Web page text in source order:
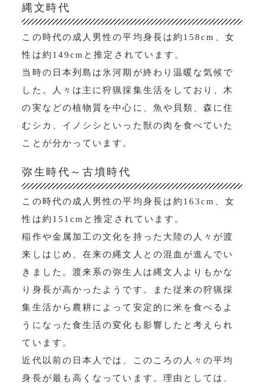
縄文時代
この時代の成人男性の平均身長は約158cm、女
性は約149cmと推定されています。
当時の日本列島は氷河期が終わり温暖な気候で
した。人々は主に狩猟採集生活をしており、木
の実などの植物質を中心に、魚や貝類、森に住
むシカ、イノシシといった獣の肉を食べていた
ことが分かっています。
弥生時代～古墳時代
この時代の成人男性の平均身長は約163cm、女
性は約151cmと推定されています。
稲作や金属加工の文化を持った大陸の人々が渡
来しはじめ、在来の縄文人との混血が進んでい
きました。渡来系の弥生人は縄文人よりもかな
り身長が高かったようです。また従来の狩猟採
集生活から農耕によって安定的に米を食べるよ
うになった食生活の変化も影響したと考えられ
ています。
近代以前の日本人では、このころの人々の平均
身長が最も高くなっています。理由としては、